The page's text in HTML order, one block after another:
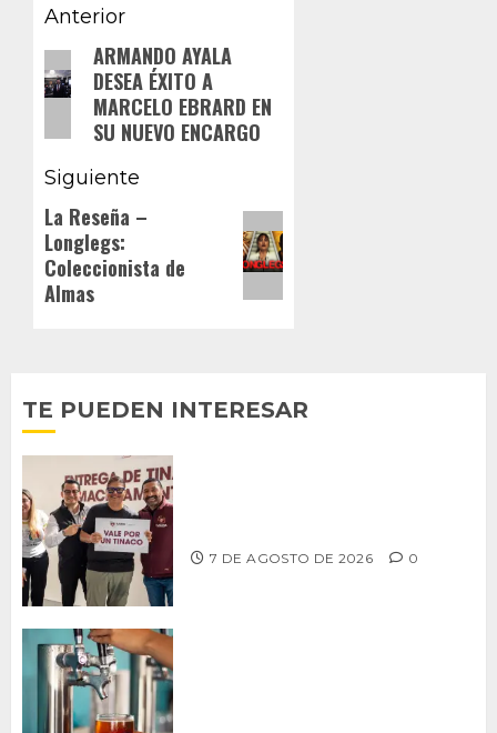
Navegación
de
entradas
Anterior
Entrada
anterior:
ARMANDO AYALA
DESEA ÉXITO A
MARCELO EBRARD EN
SU NUEVO ENCARGO
Siguiente
Siguiente
entrada:
La Reseña –
Longlegs:
Coleccionista de
Almas
TE PUEDEN INTERESAR
7 DE AGOSTO DE 2026 0